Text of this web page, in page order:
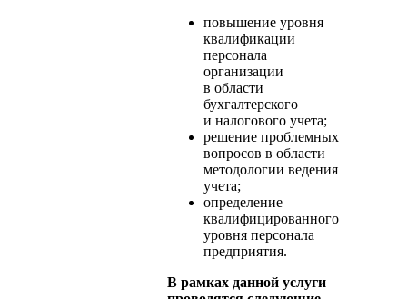
повышение уровня
квалификации
персонала
организации
в области
бухгалтерского
и налогового учета;
решение проблемных
вопросов в области
методологии ведения
учета;
определение
квалифицированного
уровня персонала
предприятия.
В рамках данной услуги